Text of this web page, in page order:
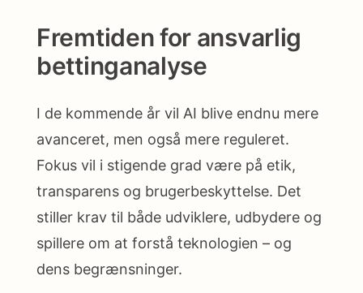
Fremtiden for ansvarlig
bettinganalyse
I de kommende år vil AI blive endnu mere
avanceret, men også mere reguleret.
Fokus vil i stigende grad være på etik,
transparens og brugerbeskyttelse. Det
stiller krav til både udviklere, udbydere og
spillere om at forstå teknologien – og
dens begrænsninger.